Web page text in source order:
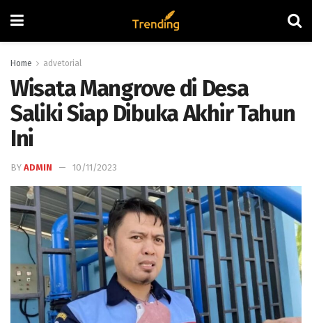
Home advetorial
Wisata Mangrove di Desa
Saliki Siap Dibuka Akhir Tahun
Ini
BY ADMIN 10/11/2023